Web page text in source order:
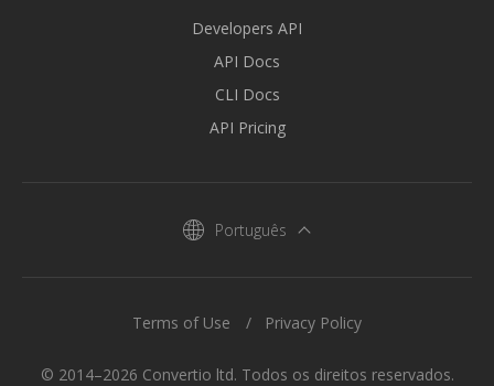
Developers API
API Docs
CLI Docs
API Pricing
Português
© 2014–2026 Convertio ltd. Todos os direitos reservados.
Terms of Use Privacy Policy